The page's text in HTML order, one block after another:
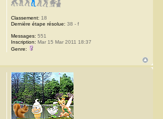
Classement: 18
Dernière étape résolue: 38 - f
Messages: 551
Inscription: Mar 15 Mar 2011 18:37
Genre: